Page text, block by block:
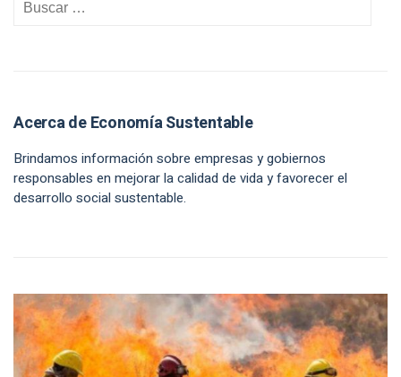
Acerca de Economía Sustentable
Brindamos información sobre empresas y gobiernos
responsables en mejorar la calidad de vida y favorecer el
desarrollo social sustentable.